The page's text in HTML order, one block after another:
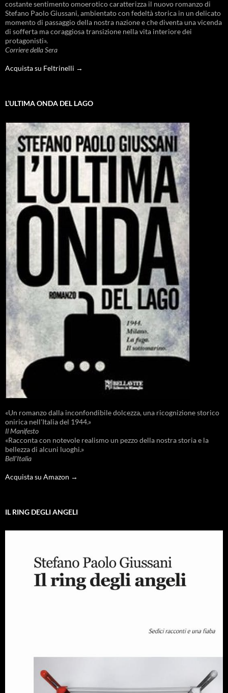
costante sentimento omoerotico caratterizza il nuovo romanzo di
Stefano Paolo Giussani, ambientato con fedeltà storica in un delicato
momento di passaggio della nostra nazione e che diventa una vicenda
di sofferta ma coraggiosa transizione nella vita interiore dei
protagonisti».
Corriere della Sera
Acquista su Feltrinelli →
L’ULTIMA ONDA DEL LAGO
«Un romanzo dalla inconfondibile dolcezza, una ricognizione storico
onirica nell'Italia del 1944.»
Il Manifesto
«Racconta con notevole realismo un pezzo della nostra storia e la
bellezza di alcuni luoghi.»
Bell'Italia
Acquista su Amazon →
IL RING DEGLI ANGELI